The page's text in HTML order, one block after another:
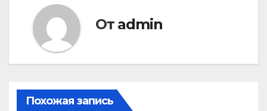
От admin
Похожая запись